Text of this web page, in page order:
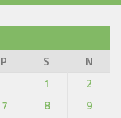
P S
N
1
2
7 8
9